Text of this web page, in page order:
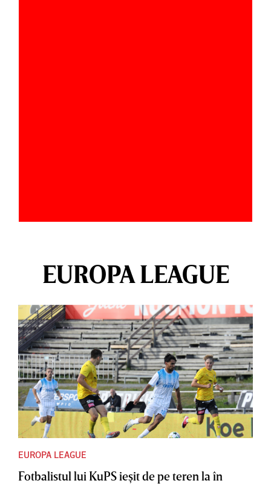
EUROPA LEAGUE
EUROPA LEAGUE
Fotbalistul lui KuPS ieşit de pe teren la în